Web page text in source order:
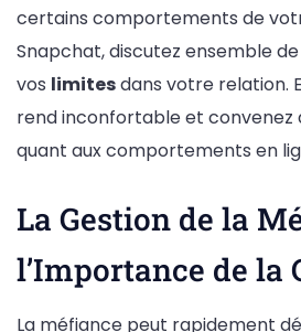
certains comportements de
Snapchat, discutez ensemble
vos limitesdans votre relation.
rend inconfortable et convenez
quant aux comportements en
La Gestion de la
l’Importance de la
La méfiance peut rapidement